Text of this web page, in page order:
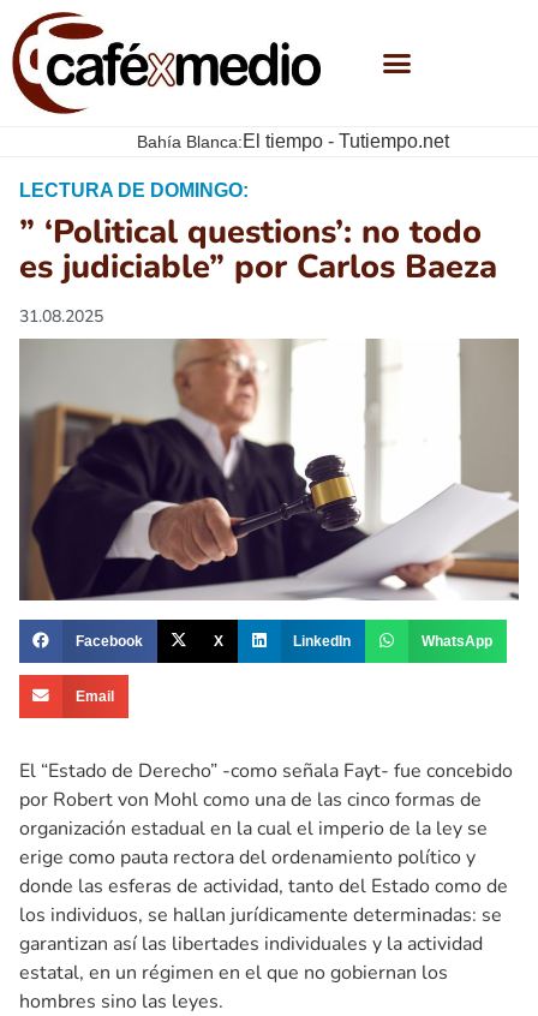
Bahía Blanca:El tiempo - Tutiempo.net
LECTURA DE DOMINGO:
” ‘Political questions’: no todo
es judiciable” por Carlos Baeza
31.08.2025
Facebook X LinkedIn WhatsApp
Email
El “Estado de Derecho” -como señala Fayt- fue concebido
por Robert von Mohl como una de las cinco formas de
organización estadual en la cual el imperio de la ley se
erige como pauta rectora del ordenamiento político y
donde las esferas de actividad, tanto del Estado como de
los individuos, se hallan jurídicamente determinadas: se
garantizan así las libertades individuales y la actividad
estatal, en un régimen en el que no gobiernan los
hombres sino las leyes.